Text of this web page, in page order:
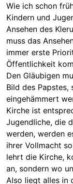
Wie ich schon
Kindern und
Ansehen des
muss das
immer erste
Öffentlichkeit
Den Gläubigen
Bild des Papstes,
eingehämmert
Kirche ist
Jugendliche, die
werden, werden
ihrer Vollmacht
lehrt die Kirche,
an, sondern wo
Also liegt alles in